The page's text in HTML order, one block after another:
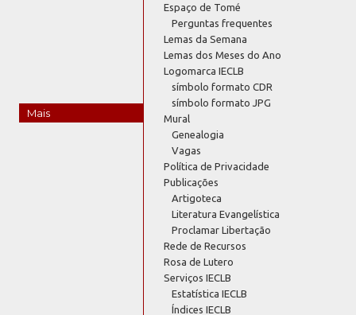
Mais
Espaço de Tomé
Perguntas frequentes
Lemas da Semana
Lemas dos Meses do Ano
Logomarca IECLB
símbolo formato CDR
símbolo formato JPG
Mural
Genealogia
Vagas
Política de Privacidade
Publicações
Artigoteca
Literatura Evangelística
Proclamar Libertação
Rede de Recursos
Rosa de Lutero
Serviços IECLB
Estatística IECLB
Índices IECLB